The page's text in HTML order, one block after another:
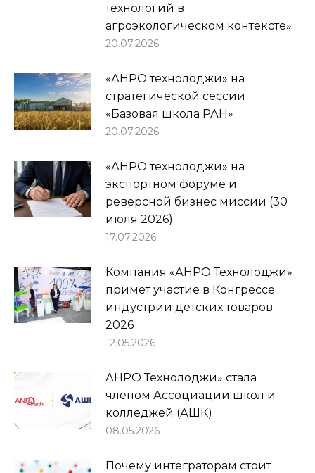
технологий в
агроэкологическом контексте»
20.07.2026
«АНРО технолоджи» на
стратегической сессии
«Базовая школа РАН»
20.07.2026
«АНРО технолоджи» на
экспортном форуме и
реверсной бизнес миссии (30
июля 2026)
17.07.2026
Компания «АНРО Технолоджи»
примет участие в Конгрессе
индустрии детских товаров
2026
12.05.2026
АНРО Технолоджи» стала
членом Ассоциации школ и
колледжей (АШК)
08.05.2026
Почему интеграторам стоит